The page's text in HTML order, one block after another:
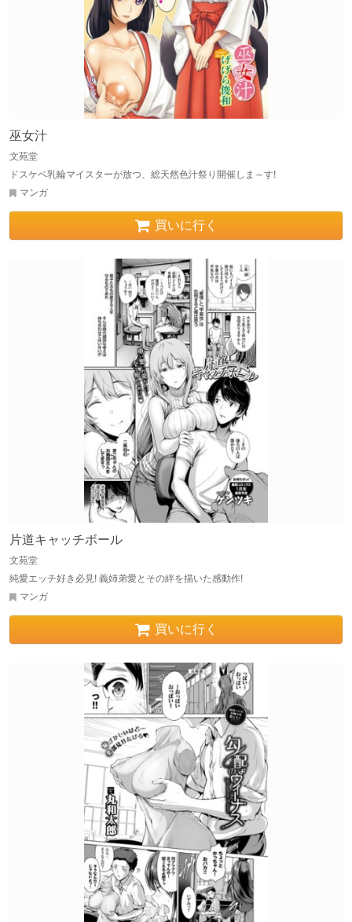
巫女汁
文苑堂
ドスケベ乳輪マイスターが放つ、総天然色汁祭り開催しま～す!
マンガ
買いに行く
片道キャッチボール
文苑堂
純愛エッチ好き必見! 義姉弟愛とその絆を描いた感動作!
マンガ
買いに行く